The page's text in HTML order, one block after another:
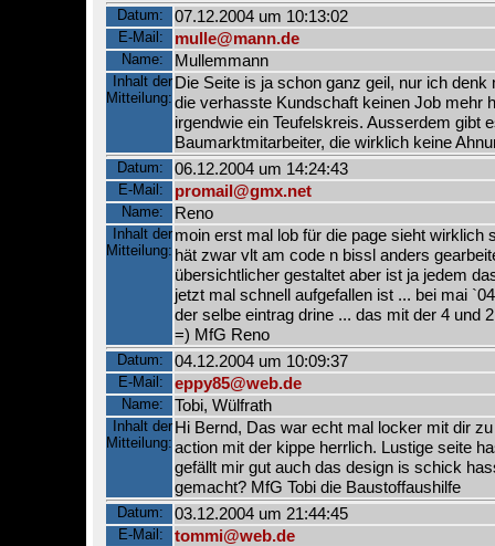
Datum: 07.12.2004 um 10:13:02
E-Mail: mulle@mann.de
Name: Mullemmann
Inhalt der
Mitteilung:
Die Seite is ja schon ganz geil, nur ich denk
die verhasste Kundschaft keinen Job mehr
irgendwie ein Teufelskreis. Ausserdem gibt
Baumarktmitarbeiter, die wirklich keine
Datum: 06.12.2004 um 14:24:43
E-Mail: promail@gmx.net
Name: Reno
Inhalt der
Mitteilung:
moin erst mal lob für die page sieht wirklich
hät zwar vlt am code n bissl anders
übersichtlicher gestaltet aber ist ja jedem
jetzt mal schnell aufgefallen ist ... bei mai
der selbe eintrag drine ... das mit der 4 und
=) MfG Reno
Datum: 04.12.2004 um 10:09:37
E-Mail: eppy85@web.de
Name: Tobi, Wülfrath
Inhalt der
Mitteilung:
Hi Bernd, Das war echt mal locker mit dir
action mit der kippe herrlich. Lustige seite
gefällt mir gut auch das design is schick
gemacht? MfG Tobi die Baustoffaushilfe
Datum: 03.12.2004 um 21:44:45
E-Mail: tommi@web.de